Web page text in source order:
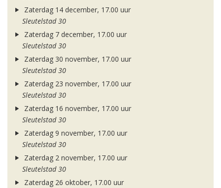
Zaterdag 14 december, 17.00 uur
Sleutelstad 30
Zaterdag 7 december, 17.00 uur
Sleutelstad 30
Zaterdag 30 november, 17.00 uur
Sleutelstad 30
Zaterdag 23 november, 17.00 uur
Sleutelstad 30
Zaterdag 16 november, 17.00 uur
Sleutelstad 30
Zaterdag 9 november, 17.00 uur
Sleutelstad 30
Zaterdag 2 november, 17.00 uur
Sleutelstad 30
Zaterdag 26 oktober, 17.00 uur